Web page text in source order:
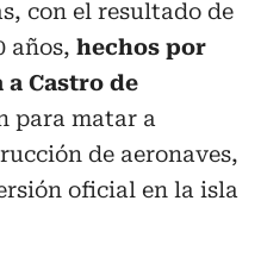
con el resultado de
años, hechos por
a Castro de
para matar a
de aeronaves,
oficial en la isla